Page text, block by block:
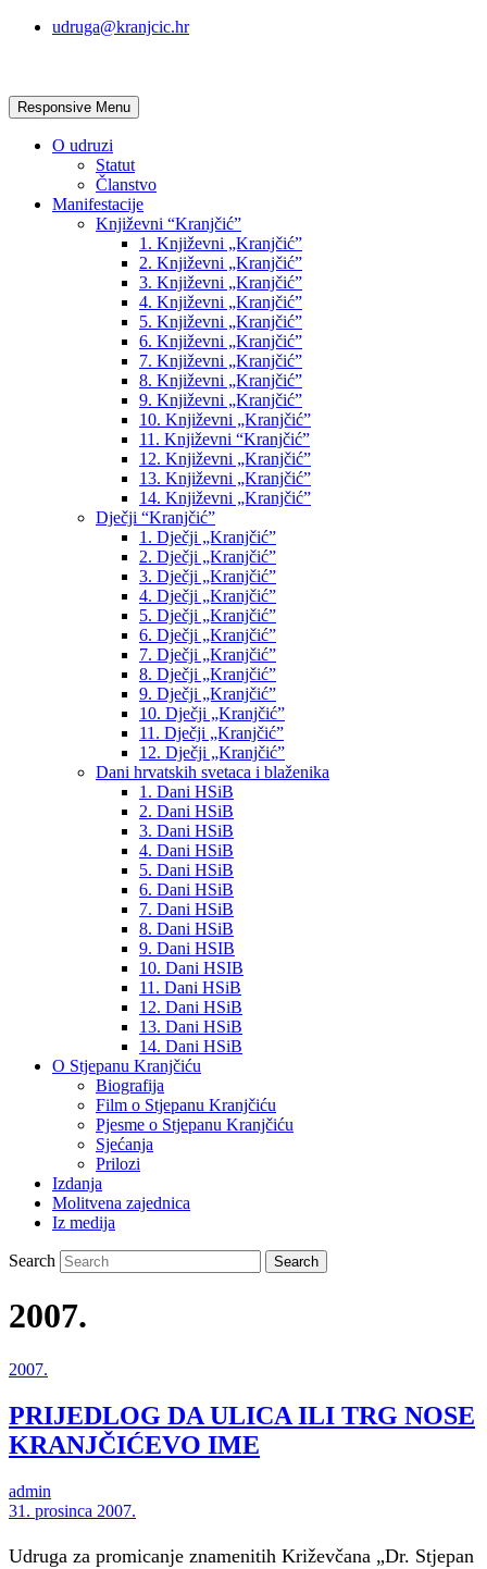
udruga@kranjcic.hr
Responsive Menu
O udruzi
Statut
Članstvo
Manifestacije
Književni “Kranjčić”
1. Književni „Kranjčić”
2. Književni „Kranjčić”
3. Književni „Kranjčić”
4. Književni „Kranjčić”
5. Književni „Kranjčić”
6. Književni „Kranjčić”
7. Književni „Kranjčić”
8. Književni „Kranjčić”
9. Književni „Kranjčić”
10. Književni „Kranjčić”
11. Književni “Kranjčić”
12. Književni „Kranjčić”
13. Književni „Kranjčić”
14. Književni „Kranjčić”
Dječji “Kranjčić”
1. Dječji „Kranjčić”
2. Dječji „Kranjčić”
3. Dječji „Kranjčić”
4. Dječji „Kranjčić”
5. Dječji „Kranjčić”
6. Dječji „Kranjčić”
7. Dječji „Kranjčić”
8. Dječji „Kranjčić”
9. Dječji „Kranjčić”
10. Dječji „Kranjčić”
11. Dječji „Kranjčić”
12. Dječji „Kranjčić”
Dani hrvatskih svetaca i blaženika
1. Dani HSiB
2. Dani HSiB
3. Dani HSiB
4. Dani HSiB
5. Dani HSiB
6. Dani HSiB
7. Dani HSiB
8. Dani HSiB
9. Dani HSIB
10. Dani HSIB
11. Dani HSiB
12. Dani HSiB
13. Dani HSiB
14. Dani HSiB
O Stjepanu Kranjčiću
Biografija
Film o Stjepanu Kranjčiću
Pjesme o Stjepanu Kranjčiću
Sjećanja
Prilozi
Izdanja
Molitvena zajednica
Iz medija
Search
2007.
2007.
PRIJEDLOG DA ULICA ILI TRG NOSE
KRANJČIĆEVO IME
admin
31. prosinca 2007.
Udruga za promicanje znamenitih Križevčana „Dr. Stjepan